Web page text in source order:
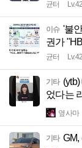
균터 Lv.42
이슈 '불
권가
균터 Lv.42
기타
었다는
옆사마
기타